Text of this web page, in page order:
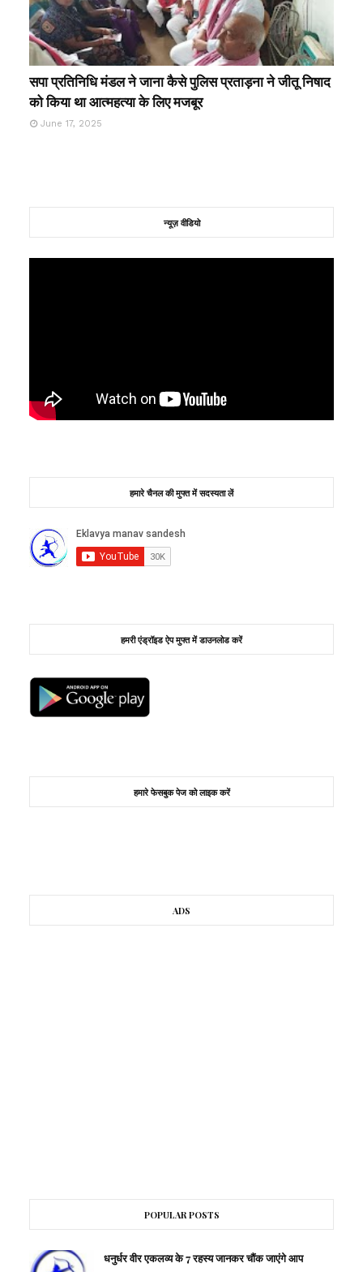
सपा प्रतिनिधि मंडल ने जाना कैसे पुलिस प्रताड़ना ने जीतू निषाद
को किया था आत्महत्या के लिए मजबूर
June 17, 2025
न्यूज़ वीडियो
हमारे चैनल की मुफ्त में सदस्यता लें
हमरी एंड्रॉइड ऐप मुफ्त में डाउनलोड करें
हमारे फेसबुक पेज को लाइक करें
ADS
POPULAR POSTS
धनुर्धर वीर एकलव्य के 7 रहस्य जानकर चौंक जाएंगे आप